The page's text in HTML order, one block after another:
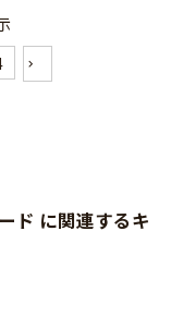
ド に関連するキ